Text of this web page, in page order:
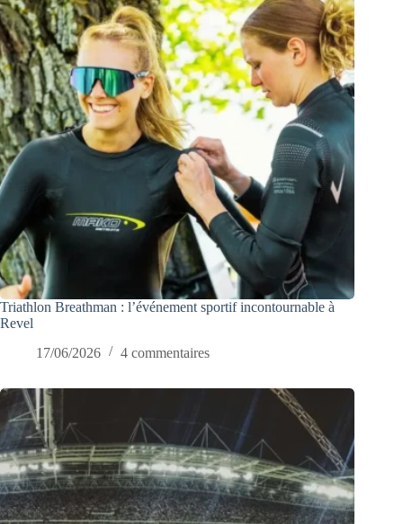
Triathlon Breathman : l’événement sportif incontournable à
Revel
17/06/2026
4 commentaires